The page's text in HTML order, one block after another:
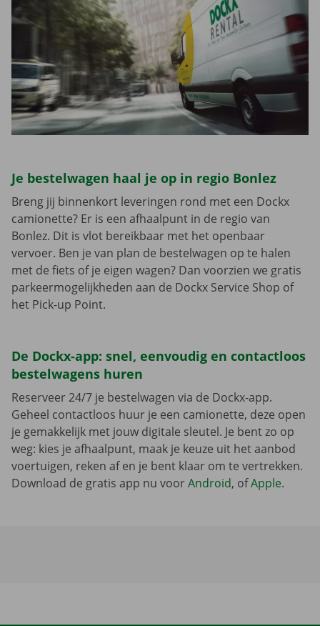
Je bestelwagen haal je op in regio Bonlez
Breng jij binnenkort leveringen rond met een Dockx
camionette? Er is een afhaalpunt in de regio van
Bonlez. Dit is vlot bereikbaar met het openbaar
vervoer. Ben je van plan de bestelwagen op te halen
met de fiets of je eigen wagen? Dan voorzien we gratis
parkeermogelijkheden aan de Dockx Service Shop of
het Pick-up Point.
De Dockx-app: snel, eenvoudig en contactloos
bestelwagens huren
Reserveer 24/7 je bestelwagen via de Dockx-app.
Geheel contactloos huur je een camionette, deze open
je gemakkelijk met jouw digitale sleutel. Je bent zo op
weg: kies je afhaalpunt, maak je keuze uit het aanbod
voertuigen, reken af en je bent klaar om te vertrekken.
Download de gratis app nu voorAndroid, ofApple.